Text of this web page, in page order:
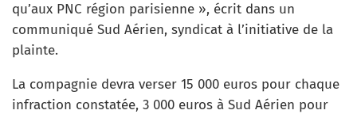
qu’aux PNC région parisienne », écrit dans un
communiqué Sud Aérien, syndicat à l’initiative de la
plainte.
La compagnie devra verser 15 000 euros pour chaque
infraction constatée, 3 000 euros à Sud Aérien pour